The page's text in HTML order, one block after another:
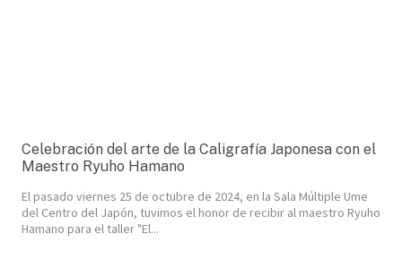
Celebración del arte de la Caligrafía Japonesa con el
Maestro Ryuho Hamano
El pasado viernes 25 de octubre de 2024, en la Sala Múltiple Ume
del Centro del Japón, tuvimos el honor de recibir al maestro Ryuho
Hamano para el taller "El...